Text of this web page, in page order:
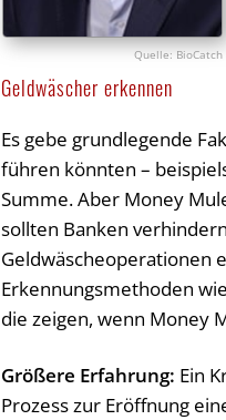
BioCatch
Geldwäscher erkennen
Es gebe grundlegende
führen könnten –
Summe. Aber Money
sollten Banken
Geldwäscheoperationen
Erkennungsmethoden
die zeigen, wenn Money
Größere Erfahrung: Ein
Prozess zur Eröffnung